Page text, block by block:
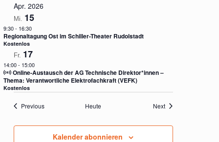
Apr. 2026
Mi. 15
9:30- 16:30
Regionaltagung Ost im Schiller-Theater Rudolstadt
Kostenlos
Fr. 17
14:00- 15:00
Online-Austausch der AG Technische Direktor*innen –
Thema: Verantwortliche Elektrofachkraft (VEFK)
Kostenlos
PreviousVeranstaltungenHeute NextVeranstaltungen
Kalender abonnieren